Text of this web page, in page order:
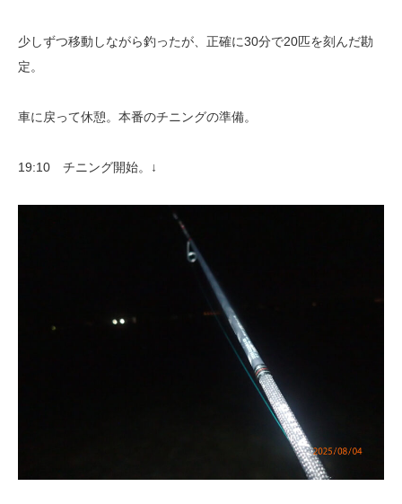
少しずつ移動しながら釣ったが、正確に30分で20匹を刻んだ勘
定。
車に戻って休憩。本番のチニングの準備。
19:10 チニング開始。↓